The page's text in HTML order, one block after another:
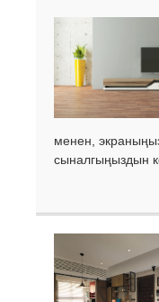
менен,
сыналгыңыздын